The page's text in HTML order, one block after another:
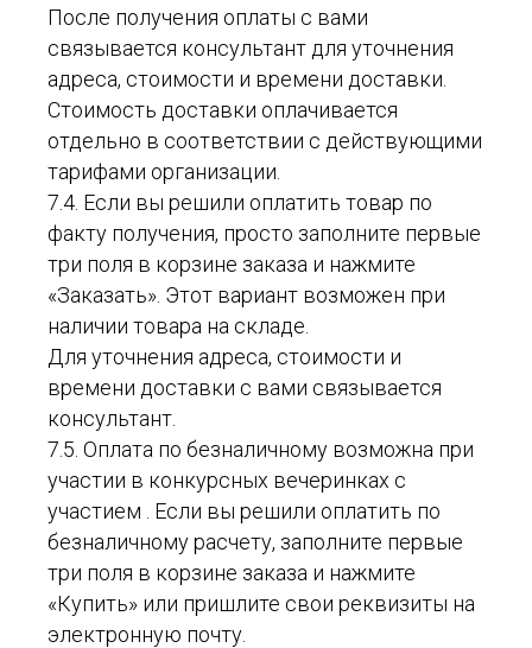
После получения оплаты с вами
связывается консультант для уточнения
адреса, стоимости и времени доставки.
Стоимость доставки оплачивается
отдельно в соответствии с действующими
тарифами организации.
7.4. Если вы решили оплатить товар по
факту получения, просто заполните первые
три поля в корзине заказа и нажмите
«Заказать». Этот вариант возможен при
наличии товара на складе.
Для уточнения адреса, стоимости и
времени доставки с вами связывается
консультант.
7.5. Оплата по безналичному возможна при
участии в конкурсных вечеринках с
участием . Если вы решили оплатить по
безналичному расчету, заполните первые
три поля в корзине заказа и нажмите
«Купить» или пришлите свои реквизиты на
электронную почту.